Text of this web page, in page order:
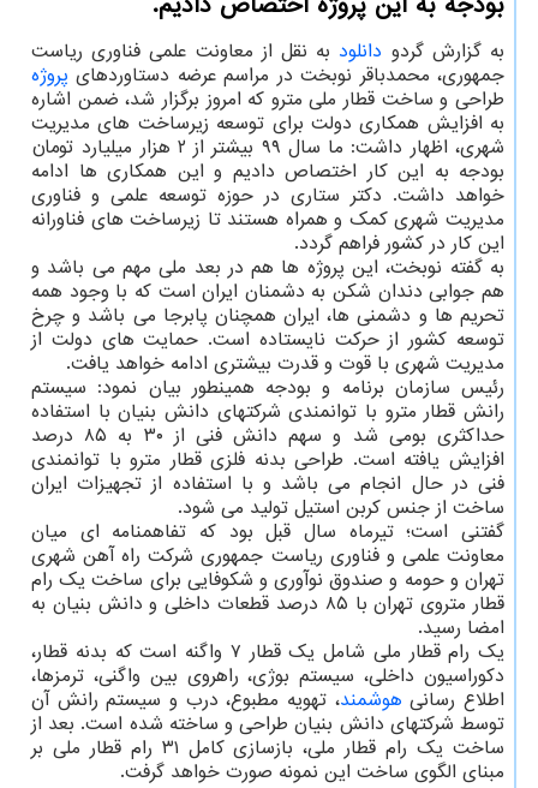
به گزارش گردو دانلود به نقل از معاونت علمی فناوری ریاست
جمهوری، محمدباقر نوبخت در مراسم عرضه دستاوردهای پروژه
طراحی و ساخت قطار ملی مترو که امروز برگزار شد، ضمن اشاره
به افزایش همکاری دولت برای توسعه زیرساخت های مدیریت
شهری، اظهار داشت: ما سال ۹۹ بیشتر از ۲ هزار میلیارد تومان
بودجه به این کار اختصاص دادیم و این همکاری ها ادامه
خواهد داشت. دکتر ستاری در حوزه توسعه علمی و فناوری
مدیریت شهری کمک و همراه هستند تا زیرساخت های فناورانه
این کار در کشور فراهم گردد.
به گفته نوبخت، این پروژه ها هم در بعد ملی مهم می باشد و
هم جوابی دندان شکن به دشمنان ایران است که با وجود همه
تحریم ها و دشمنی ها، ایران همچنان پابرجا می باشد و چرخ
توسعه کشور از حرکت نایستاده است. حمایت های دولت از
مدیریت شهری با قوت و قدرت بیشتری ادامه خواهد یافت.
رئیس سازمان برنامه و بودجه همینطور بیان نمود: سیستم
رانش قطار مترو با توانمندی شرکتهای دانش بنیان با استفاده
حداکثری بومی شد و سهم دانش فنی از ۳۰ به ۸۵ درصد
افزایش یافته است. طراحی بدنه فلزی قطار مترو با توانمندی
فنی در حال انجام می باشد و با استفاده از تجهیزات ایران
ساخت از جنس کربن استیل تولید می شود.
گفتنی است؛ تیرماه سال قبل بود که تفاهمنامه ای میان
معاونت علمی و فناوری ریاست جمهوری شرکت راه آهن شهری
تهران و حومه و صندوق نوآوری و شکوفایی برای ساخت یک رام
قطار متروی تهران با ۸۵ درصد قطعات داخلی و دانش بنیان به
امضا رسید.
یک رام قطار ملی شامل یک قطار ۷ واگنه است که بدنه قطار،
دکوراسیون داخلی، سیستم بوژی، راهروی بین واگنی، ترمزها،
اطلاع رسانی هوشمند، تهویه مطبوع، درب و سیستم رانش آن
توسط شرکتهای دانش بنیان طراحی و ساخته شده است. بعد از
ساخت یک رام قطار ملی، بازسازی کامل ۳۱ رام قطار ملی بر
مبنای الگوی ساخت این نمونه صورت خواهد گرفت.